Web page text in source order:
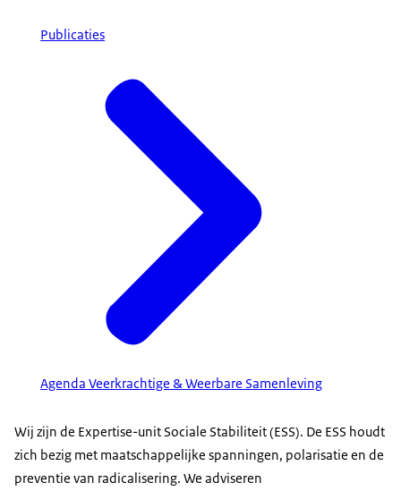
Publicaties
Agenda Veerkrachtige & Weerbare Samenleving
Wij zijn de Expertise-unit Sociale Stabiliteit (ESS). De ESS houdt
zich bezig met maatschappelijke spanningen, polarisatie en de
preventie van radicalisering. We adviseren